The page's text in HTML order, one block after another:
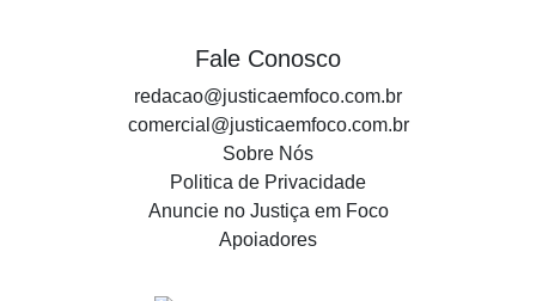
Fale Conosco
redacao@justicaemfoco.com.br
comercial@justicaemfoco.com.br
Sobre Nós
Politica de Privacidade
Anuncie no Justiça em Foco
Apoiadores